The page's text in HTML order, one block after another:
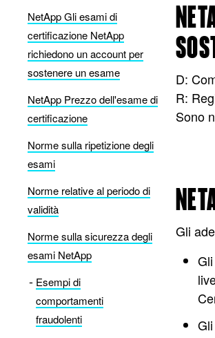
NetApp Gli esami di
certificazione NetApp
richiedono un account per
sostenere un esame
NetApp Prezzo dell'esame di
certificazione
Norme sulla ripetizione degli
esami
Norme relative al periodo di
validità
Norme sulla sicurezza degli
esami NetApp
Esempi di
comportamenti
fraudolenti
D:
R:
Sono
Gli